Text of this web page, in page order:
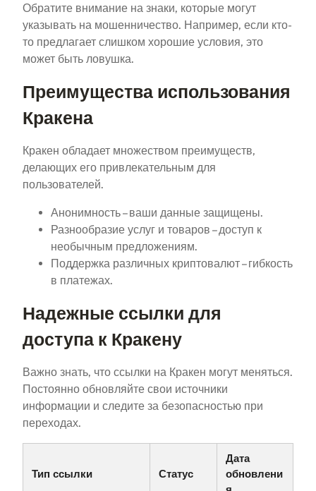
Обратите внимание на знаки, которые могут
указывать на мошенничество. Например, если кто-
то предлагает слишком хорошие условия, это
может быть ловушка.
Преимущества использования
Кракена
Кракен обладает множеством преимуществ,
делающих его привлекательным для
пользователей.
Анонимность – ваши данные защищены.
Разнообразие услуг и товаров – доступ к
необычным предложениям.
Поддержка различных криптовалют – гибкость
в платежах.
Надежные ссылки для
доступа к Кракену
Важно знать, что ссылки на Кракен могут меняться.
Постоянно обновляйте свои источники
информации и следите за безопасностью при
переходах.
Тип ссылки Статус
Дата
обновлени